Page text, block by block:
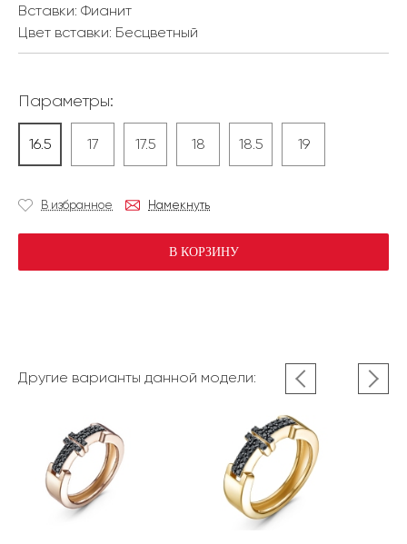
Вставки: Фианит
Цвет вставки: Бесцветный
Параметры:
16.5 17 17.5 18 18.5 19
В избранное Намекнуть
В КОРЗИНУ
Другие варианты данной модели: